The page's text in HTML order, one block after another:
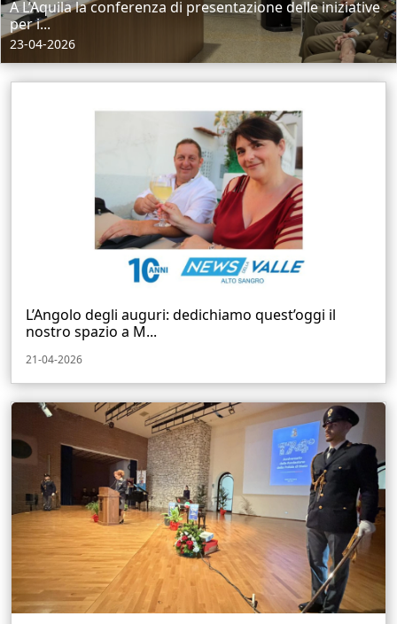
A L’Aquila la conferenza di presentazione delle iniziative
per i...
23-04-2026
L’Angolo degli auguri: dedichiamo quest’oggi il
nostro spazio a M...
21-04-2026